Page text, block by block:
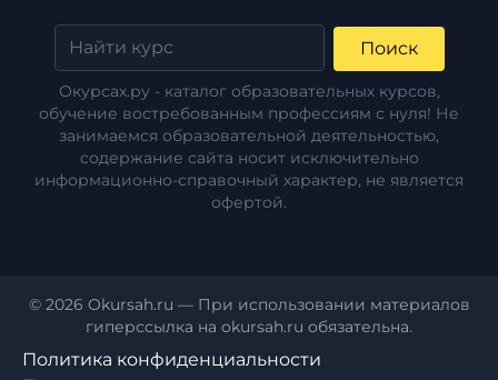
Поиск
Окурсах.ру - каталог образовательных курсов,
обучение востребованным профессиям с нуля! Не
занимаемся образовательной деятельностью,
содержание сайта носит исключительно
информационно-справочный характер, не является
офертой.
© 2026 Okursah.ru — При использовании материалов
гиперссылка на okursah.ru обязательна.
Политика конфиденциальности